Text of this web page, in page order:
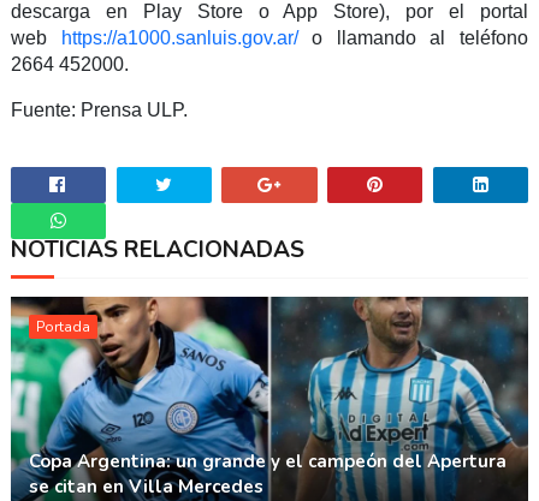
descarga en Play Store o App Store), por el portal
web
https://a1000.sanluis.gov.ar/o llamando al teléfono
2664 452000.
Fuente: Prensa ULP.
Whatsapp
NOTICIAS RELACIONADAS
Portada
Copa Argentina: un grande y el campeón del Apertura
se citan en Villa Mercedes